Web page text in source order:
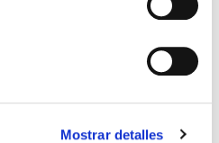
Mostrar detalles